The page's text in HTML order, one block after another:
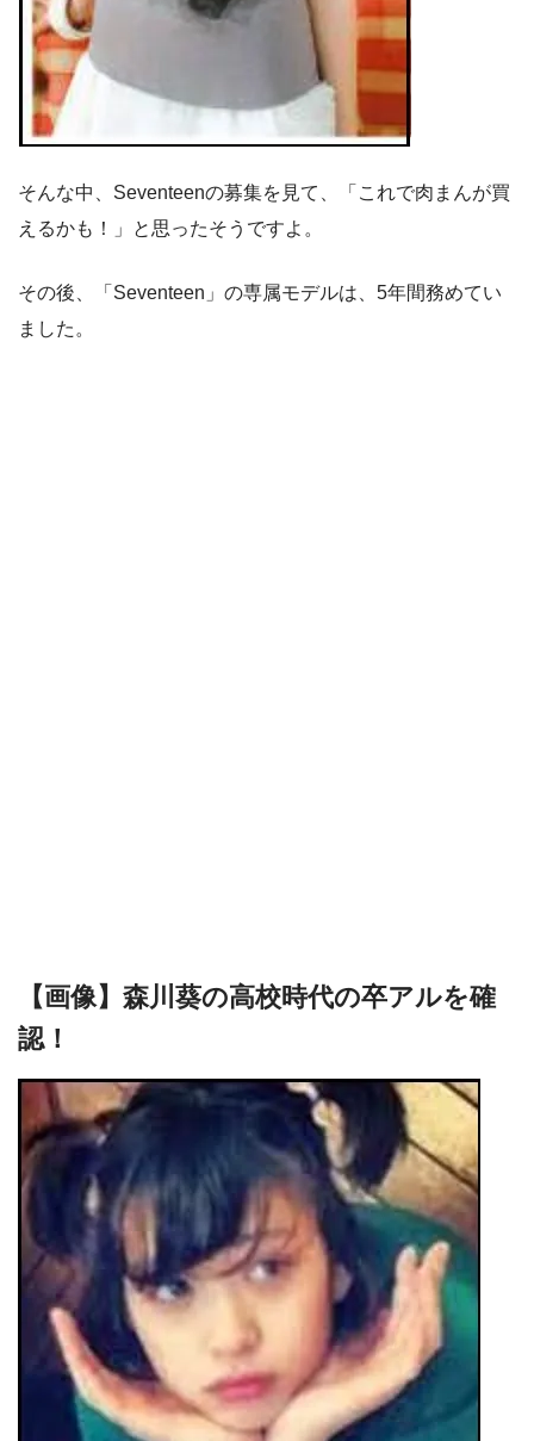
そんな中、Seventeenの募集を見て、「これで肉まんが買
えるかも！」と思ったそうですよ。
その後、「Seventeen」の専属モデルは、5年間務めてい
ました。
【画像】森川葵の高校時代の卒アルを確
認！